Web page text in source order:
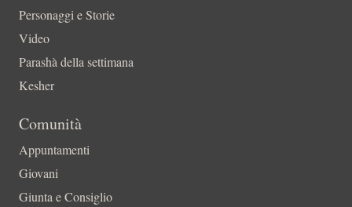
Personaggi e Storie
Video
Parashà della settimana
Kesher
Comunità
Appuntamenti
Giovani
Giunta e Consiglio